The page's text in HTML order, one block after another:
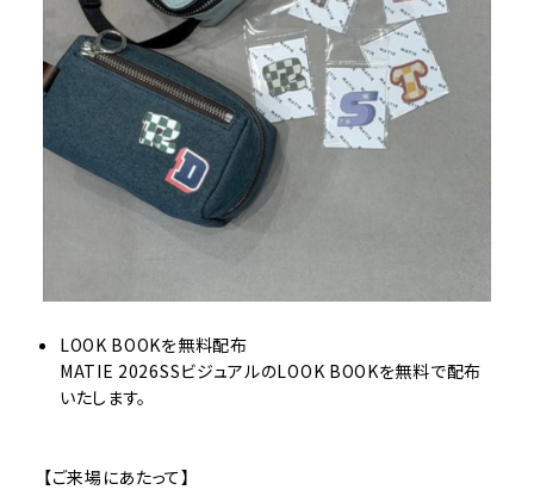
LOOK BOOKを無料配布
MATIE 2026SSビジュアルのLOOK BOOKを無料で配布
いたします。
【ご来場にあたって】